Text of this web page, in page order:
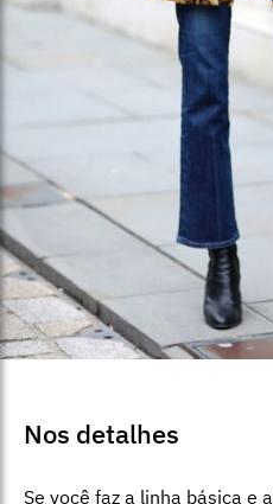
Nos detalhes
Se você faz a linha básica e